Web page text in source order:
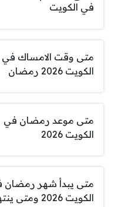
في الكويت
متى وقت الامساك في
الكويت 2026 رمضان
متى موعد رمضان في
الكويت 2026
متى يبدأ شهر رمضان
الكويت 2026 ومتى ينتهي